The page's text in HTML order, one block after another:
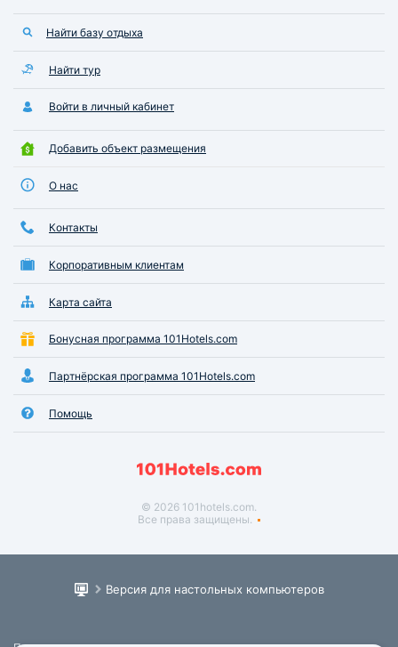
Найти базу отдыха
Найти тур
Войти в личный кабинет
Добавить объект размещения
О нас
Контакты
Корпоративным клиентам
Карта сайта
Бонусная программа 101Hotels.com
Партнёрская программа 101Hotels.com
Помощь
© 2026 101hotels.com.
Все права защищены.
Версия для настольных компьютеров